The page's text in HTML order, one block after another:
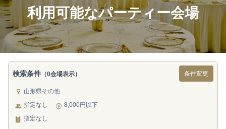
利用可能なパーティー会場
検索条件 （0会場表示） 条件変更
山形県その他
指定なし
8,000円以下
指定なし